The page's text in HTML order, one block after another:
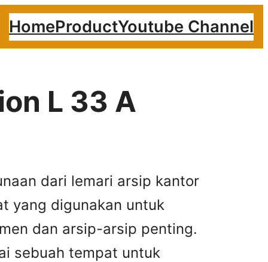
HomeProductYoutube Channel
L 33 A
dari lemari arsip kantor
yang digunakan untuk
dan arsip-arsip penting.
sebuah tempat untuk